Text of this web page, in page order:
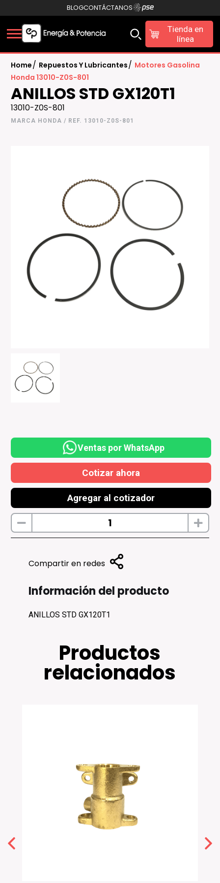
BLOGCONTÁCTANOS
Tienda en
línea
Home/ Repuestos Y Lubricantes/ Motores Gasolina
Honda 13010-Z0S-801
ANILLOS STD GX120T1
13010-Z0S-801
MARCA HONDA / REF. 13010-Z0S-801
Ventas por WhatsApp
Cotizar ahora
Agregar al cotizador
Compartir en redes
Información del producto
ANILLOS STD GX120T1
Productos
relacionados